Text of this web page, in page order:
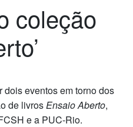
coleção
dois eventos em torno dos
de livrosEnsaio Aberto,
e a PUC-Rio.